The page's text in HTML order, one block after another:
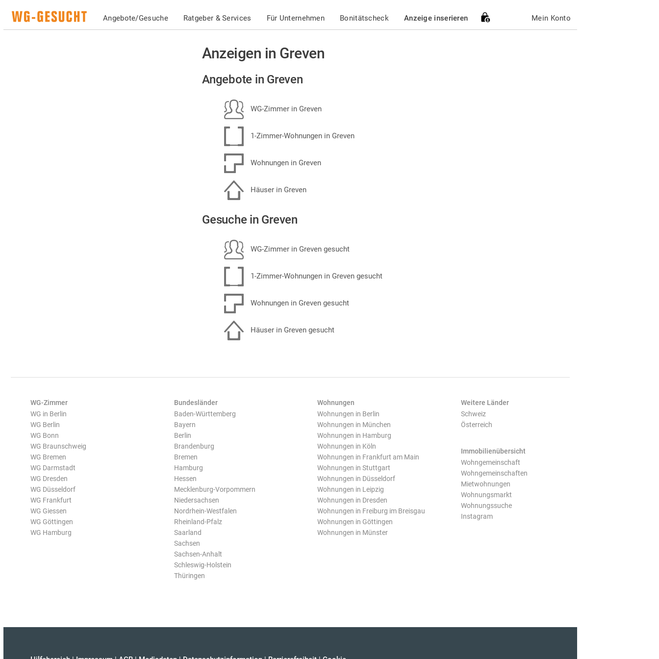
Angebote/Gesuche Ratgeber & Services Für Unternehmen Bonitätscheck Anzeige inserieren Mein Konto
Anzeigen in Greven
Angebote in Greven
WG-Zimmer in Greven
1-Zimmer-Wohnungen in Greven
Wohnungen in Greven
Häuser in Greven
Gesuche in Greven
WG-Zimmer in Greven gesucht
1-Zimmer-Wohnungen in Greven gesucht
Wohnungen in Greven gesucht
Häuser in Greven gesucht
WG-Zimmer
WG in Berlin
WG Berlin
WG Bonn
WG Braunschweig
WG Bremen
WG Darmstadt
WG Dresden
WG Düsseldorf
WG Frankfurt
WG Giessen
WG Göttingen
WG Hamburg
Bundesländer
Baden-Württemberg
Bayern
Berlin
Brandenburg
Bremen
Hamburg
Hessen
Mecklenburg-Vorpommern
Niedersachsen
Nordrhein-Westfalen
Rheinland-Pfalz
Saarland
Sachsen
Sachsen-Anhalt
Schleswig-Holstein
Thüringen
Wohnungen
Wohnungen in Berlin
Wohnungen in München
Wohnungen in Hamburg
Wohnungen in Köln
Wohnungen in Frankfurt am Main
Wohnungen in Stuttgart
Wohnungen in Düsseldorf
Wohnungen in Leipzig
Wohnungen in Dresden
Wohnungen in Freiburg im Breisgau
Wohnungen in Göttingen
Wohnungen in Münster
Weitere Länder
Schweiz
Österreich
Immobilienübersicht
Wohngemeinschaft
Wohngemeinschaften
Mietwohnungen
Wohnungsmarkt
Wohnungssuche
Instagram